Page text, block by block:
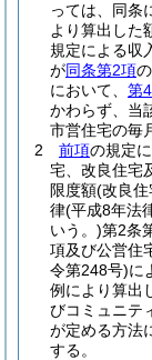
っては、同条
より算出した
規定による収
が同条第2項
において、 第
かわらず、当
市営住宅の毎
2
前項の規定
宅、改良住宅
限度額(改良
律(平成8年法
いう。)第2条
項及び公営住
令第248号)に
例により算出
びコミュニテ
が定める方法
する。